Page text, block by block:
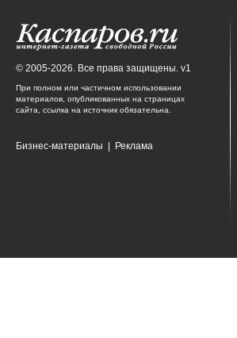
© 2005-2026. Все права защищены. v1
При полном или частичном использовании
материалов, опубликованных на страницах
сайта, ссылка на источник обязательна.
Бизнес-материалы Реклама